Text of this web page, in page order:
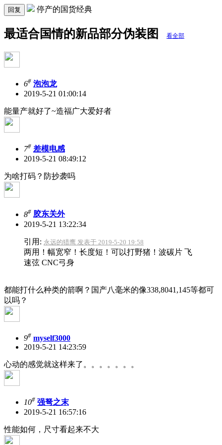
回复 停产的国货经典
最适合国情的新品部分伪装图 看全部
6# 泡泡龙
2019-5-21 01:00:14
能量产就好了~造福广大爱好者
7# 差模电感
2019-5-21 08:49:12
为啥打码？防抄袭吗
8# 胶东关外
2019-5-21 13:22:34
引用: 永远的猎鹰 发表于 2019-5-20 19:58
两用！幅宽窄！长度短！可以打野猪！波碳片 飞
速弦 CNC弓身
都能打什么种类的箭啊？国产八毫米的像338,8041,145等都可
以吗？
9# myself3000
2019-5-21 14:23:59
心动的感觉就这样来了。。。。。。。
10# 强弩之末
2019-5-21 16:57:16
性能如何，尺寸看起来不大